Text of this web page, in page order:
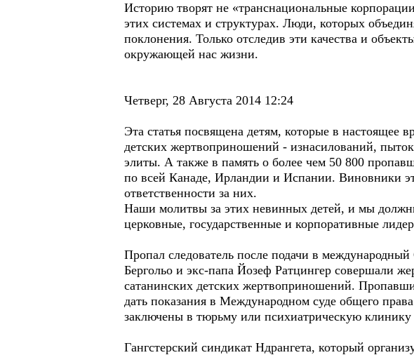
Историю творят не «транснациональные
этих системах и структурах. Люди, которых
поклонения. Только отследив эти качества и
окружающей нас жизни.
Четверг, 28 Августа 2014 12:24
Эта статья посвящена детям, которые в настоящее
детских жертвоприношений - изнасилований,
элиты. А также в память о более чем 50 800
по всей Канаде, Ирландии и Испании. Виновники
ответственности за них.
Наши молитвы за этих невинных детей, и мы
церковные, государственные и корпоративные
Пропал следователь после подачи в
Бергольо и экс-папа Йозеф Ратцингер совершали
сатанинских детских жертвоприношений.
дать показания в Международном суде общего
заключены в тюрьму или психиатрическую
Гангстерский синдикат Ндрангета, который